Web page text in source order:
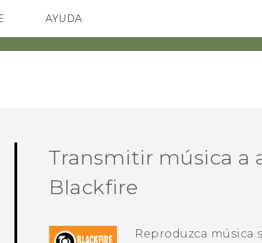
SMARTPHONES
AYUDA
Devices & Accessories
Transmitir música a
Blackfire
Reproduzca música